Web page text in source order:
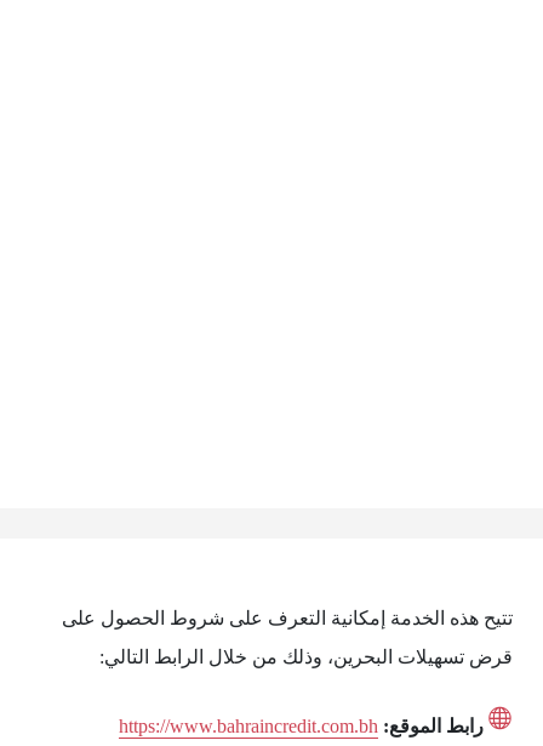
تتيح هذه الخدمة إمكانية التعرف على شروط الحصول على
قرض تسهيلات البحرين، وذلك من خلال الرابط التالي:
رابط الموقع: https://www.bahraincredit.com.bh